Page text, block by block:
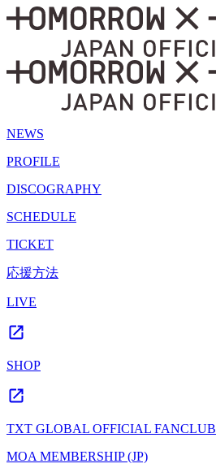
NEWS
PROFILE
DISCOGRAPHY
SCHEDULE
TICKET
応援方法
LIVE
SHOP
TXT GLOBAL OFFICIAL FANCLUB
MOA MEMBERSHIP (JP)